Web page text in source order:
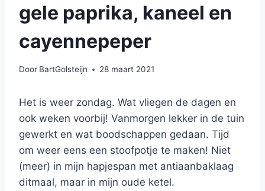
gele paprika, kaneel en
cayennepeper
Door BartGolsteijn 28 maart 2021
Het is weer zondag. Wat vliegen de dagen en
ook weken voorbij! Vanmorgen lekker in de tuin
gewerkt en wat boodschappen gedaan. Tijd
om weer eens een stoofpotje te maken! Niet
(meer) in mijn hapjespan met antiaanbaklaag
ditmaal, maar in mijn oude ketel.